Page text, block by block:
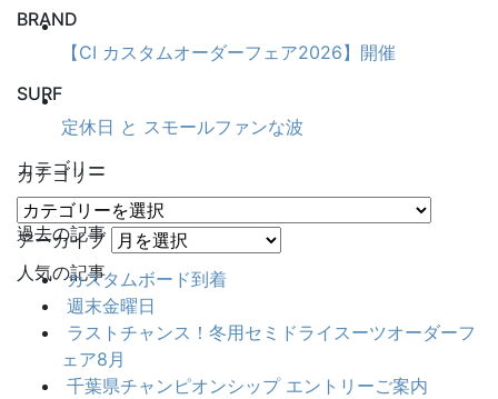
BRAND
【CI カスタムオーダーフェア2026】開催
SURF
定休日 と スモールファンな波
カテゴリー
カテゴリー
過去の記事
アーカイブ
人気の記事カスタムボード到着
週末金曜日
ラストチャンス！冬用セミドライスーツオーダーフ
ェア8月
千葉県チャンピオンシップ エントリーご案内